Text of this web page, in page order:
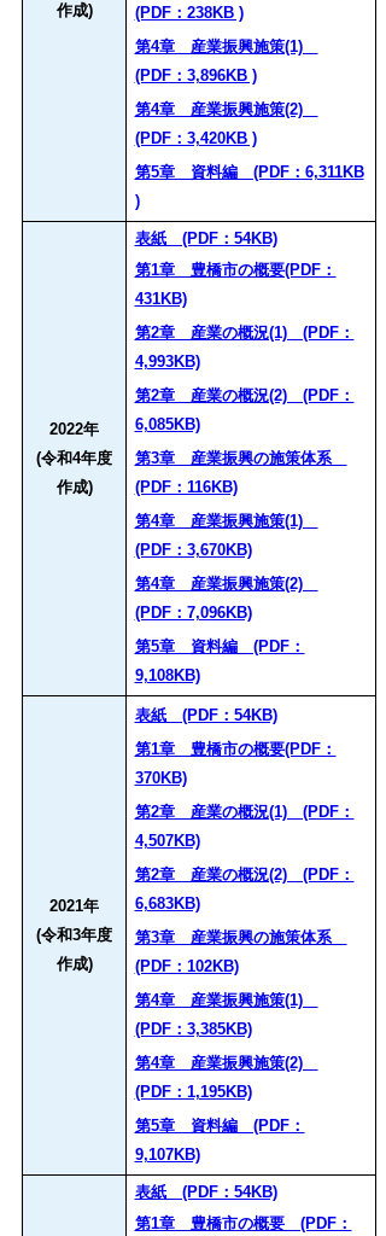
作成)
(PDF：238KB )
第4章 産業振興施策(1)
(PDF：3,896KB )
第4章 産業振興施策(2)
(PDF：3,420KB )
第5章 資料編 (PDF：6,311KB
)
2022年
(令和4年度
作成)
表紙 (PDF：54KB)
第1章 豊橋市の概要(PDF：
431KB)
第2章 産業の概況(1) (PDF：
4,993KB)
第2章 産業の概況(2) (PDF：
6,085KB)
第3章 産業振興の施策体系
(PDF：116KB)
第4章 産業振興施策(1)
(PDF：3,670KB)
第4章 産業振興施策(2)
(PDF：7,096KB)
第5章 資料編 (PDF：
9,108KB)
2021年
(令和3年度
作成)
表紙 (PDF：54KB)
第1章 豊橋市の概要(PDF：
370KB)
第2章 産業の概況(1) (PDF：
4,507KB)
第2章 産業の概況(2) (PDF：
6,683KB)
第3章 産業振興の施策体系
(PDF：102KB)
第4章 産業振興施策(1)
(PDF：3,385KB)
第4章 産業振興施策(2)
(PDF：1,195KB)
第5章 資料編 (PDF：
9,107KB)
表紙 (PDF：54KB)
第1章 豊橋市の概要 (PDF：